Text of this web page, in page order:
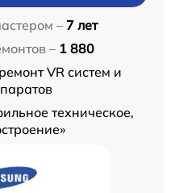
– 7 лет
– 1 880
ремонт VR систем и
техническое,